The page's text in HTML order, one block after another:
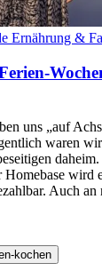
Ernährung &
uns „auf
waren
wird
Auch an
kochen